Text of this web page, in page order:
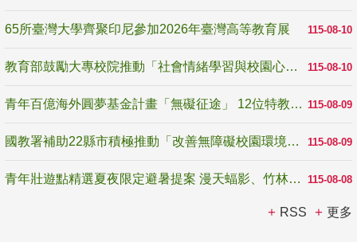
115-08-10
65所臺灣大學齊聚印尼參加2026年臺灣高等教育展
115-08-10
教育部鼓勵大專校院推動「社會情緒學習與校園心理健康促進計畫」 培育校園「心」韌性
115-08-09
青年百億海外圓夢基金計畫「無礙征途」 12位特教與弱勢青年勇闖西班牙 跨越感官限制見證生命蛻變
115-08-09
國教署補助22縣市積極推動「改善無障礙校園環境計畫」 打造友善、安全、無礙學習空間
115-08-08
青年壯遊點精選夏夜限定避暑提案 漫天蝠影、竹林尋蛙、茶香夜觀 邀青年暮色出發
RSS 更多